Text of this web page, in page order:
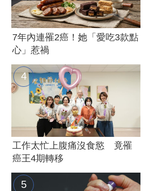
7年內連罹2癌！她「愛吃3款點
心」惹禍
工作太忙上腹痛沒食慾 竟罹
癌王4期轉移